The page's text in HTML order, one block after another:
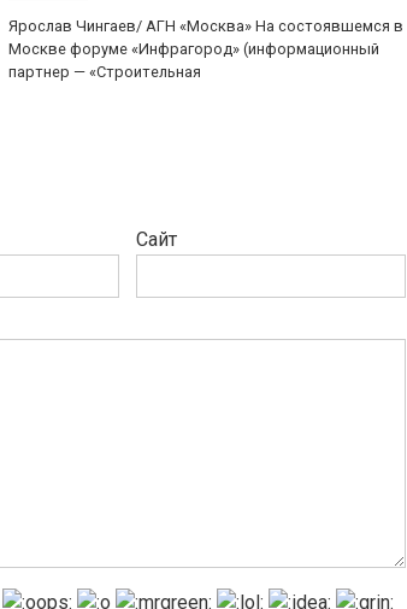
Ярослав Чингаев/ АГН «Москва» На состоявшемся в
Москве форуме «Инфрагород» (информационный
партнер — «Строительная
Сайт